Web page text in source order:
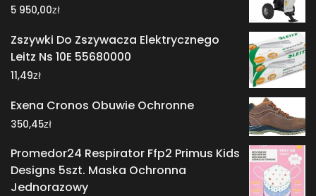
5 950,00zł
Zszywki Do Zszywacza Elektrycznego
Leitz Ns 10E 55680000
11,49zł
Exena Cronos Obuwie Ochronne
350,45zł
Promedor24 Respirator Ffp2 Primus Kids
Designs 5szt. Maska Ochronna
Jednorazowy